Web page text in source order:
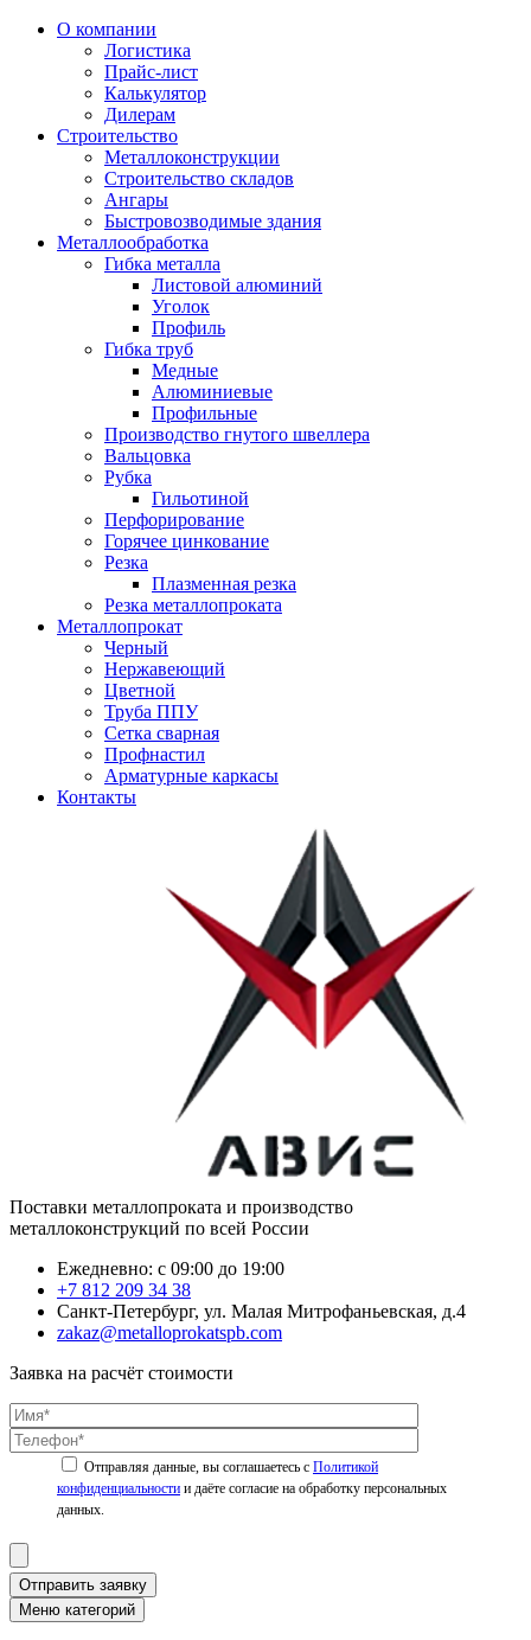
О компании
Логистика
Прайс-лист
Калькулятор
Дилерам
Строительство
Металлоконструкции
Строительство складов
Ангары
Быстровозводимые здания
Металлообработка
Гибка металла
Листовой алюминий
Уголок
Профиль
Гибка труб
Медные
Алюминиевые
Профильные
Производство гнутого швеллера
Вальцовка
Рубка
Гильотиной
Перфорирование
Горячее цинкование
Резка
Плазменная резка
Резка металлопроката
Металлопрокат
Черный
Нержавеющий
Цветной
Труба ППУ
Сетка сварная
Профнастил
Арматурные каркасы
Контакты
Поставки металлопроката и производство
металлоконструкций по всей России
Ежедневно: с 09:00 до 19:00
+7 812 209 34 38
Санкт-Петербург, ул. Малая Митрофаньевская, д.4
zakaz@metalloprokatspb.com
Заявка на расчёт стоимости
Политикой
конфиденциальности
Отправить заявку
Меню категорий